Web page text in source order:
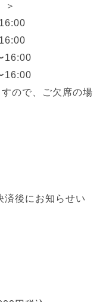
＞
16:00
16:00
ので、ご欠席の場
後にお知らせい